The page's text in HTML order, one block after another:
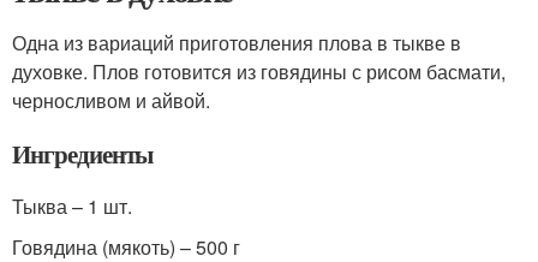
Одна из вариаций приготовления плова в тыкве в
духовке. Плов готовится из говядины с рисом басмати,
черносливом и айвой.
Ингредиенты
Тыква – 1 шт.
Говядина (мякоть) – 500 г